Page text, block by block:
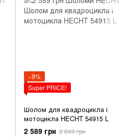
−9%
Super PRICE!
Шолом для квадроцикла і
мотоцикла HECHT 54915 L
2 589 грн 2 849 грн